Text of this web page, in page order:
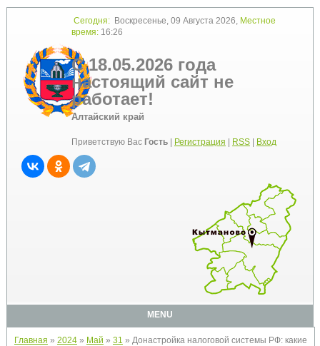
Сегодня:Воскресенье, 09 Августа 2026, Местное
время:16:26
С 18.05.2026 года
настоящий сайт не
работает!
Алтайский край
Приветствую Вас Гость| Регистрация RSS| Вход
MENU
Главная » 2024 » Май » 31 » Донастройка налоговой системы РФ: какие